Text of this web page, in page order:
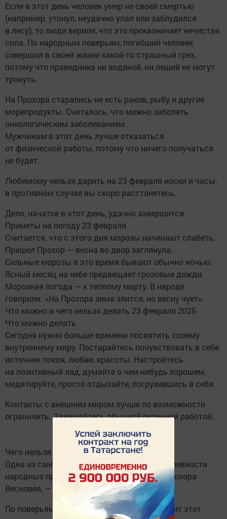
Если в этот день человек умер не своей смертью
(например, утонул, неудачно упал или заблудился
в лесу), то люди верили, что это проказничает нечистая
сила. По народным поверьям, погибший человек
совершил в своей жизни какой-то страшный грех,
потому что праведника ни водяной, ни леший не могут
тронуть.
На Прохора старались не есть раков, рыбу и другие
морепродукты. Считалось, что можно заболеть
онкологическим заболеванием.
Мужчинам в этот день лучше отказаться
от физической работы, потому что ничего получаться
не будет.
Любимому нельзя дарить на 23 февраля носки и часы,
в противном случае вы скоро расстанетесь.
Дело, начатое в этот день, удачно завершится.
Приметы на погоду 23 февраля
Считается, что с этого дня морозы начинают слабеть.
Пришел Прохор — весна во двор заглянула.
Сильные морозы в это время бывают обычно ночью.
Ясный месяц на небе предвещает грозовые дожди.
Морозная погода — к теплому марту. В народе
говорили: «На Прохора зима злится, но весну чует».
Что можно и чего нельзя делать 23 февраля 2025
Что можно делать
Сегодня нужно больше времени посвятить своему
внутреннему миру. Постарайтесь почувствовать в себе
источник покоя, любви, красоты. Настройтесь
на позитивный лад, думайте о чем-нибудь хорошем,
медитируйте, просто отдыхайте, погрузившись в себя.
Контакты с внешним миром лучше по возможности
ограничить. Занимайтесь обычной рутинной работой.
Чего нельзя делать
Одна из самых важных сохранившихся с древности
народных примет, чего нельзя делать на Прохора
Весновея, — это давать соль и хлеб взаймы.
По поверьям наших предков, тот, кто нарушит этот